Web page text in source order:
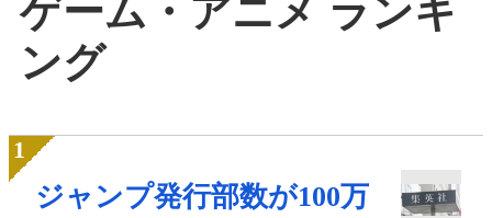
ゲーム・アニメ ランキ
ング
ジャンプ発行部数が100万